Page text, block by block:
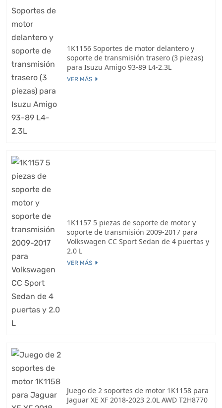
1K1156 Soportes de motor delantero y
soporte de transmisión trasero (3 piezas)
para Isuzu Amigo 93-89 L4-2.3L
VER MÁS
1K1157 5 piezas de soporte de motor y
soporte de transmisión 2009-2017 para
Volkswagen CC Sport Sedan de 4 puertas y
2.0 L
VER MÁS
Juego de 2 soportes de motor 1K1158 para
Jaguar XE XF 2018-2023 2.0L AWD T2H8770